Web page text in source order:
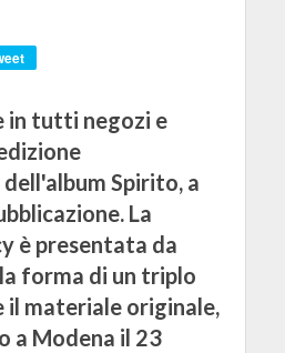
in tutti negozi e
Spirito, a
La
è presentata da
forma di un triplo
il materiale originale,
a Modena il 23